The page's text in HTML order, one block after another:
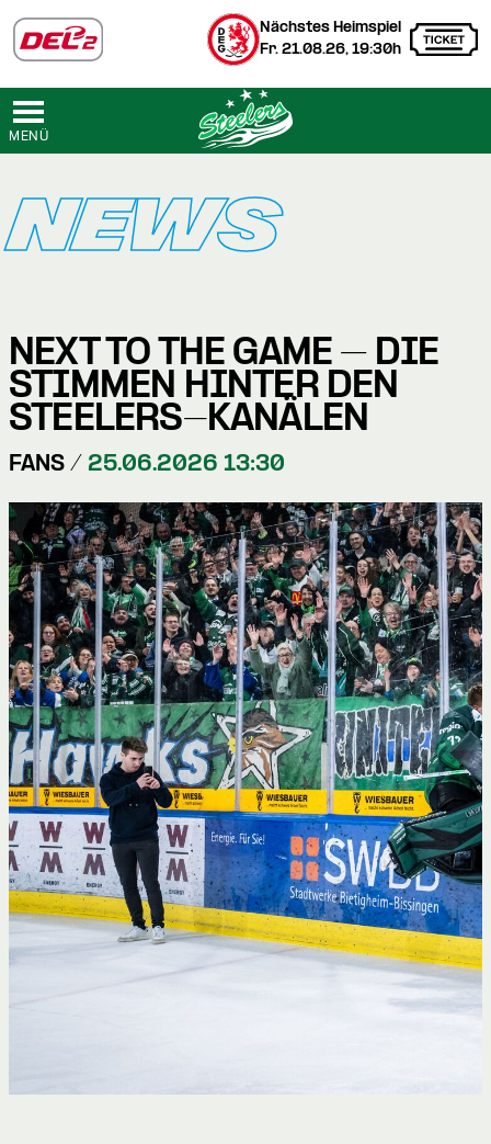
Nächstes Heimspiel
Fr. 21.08.26, 19:30h
MENÜ
NEWS
NEXT TO THE GAME – DIE
STIMMEN HINTER DEN
STEELERS-KANÄLEN
FANS / 25.06.2026 13:30